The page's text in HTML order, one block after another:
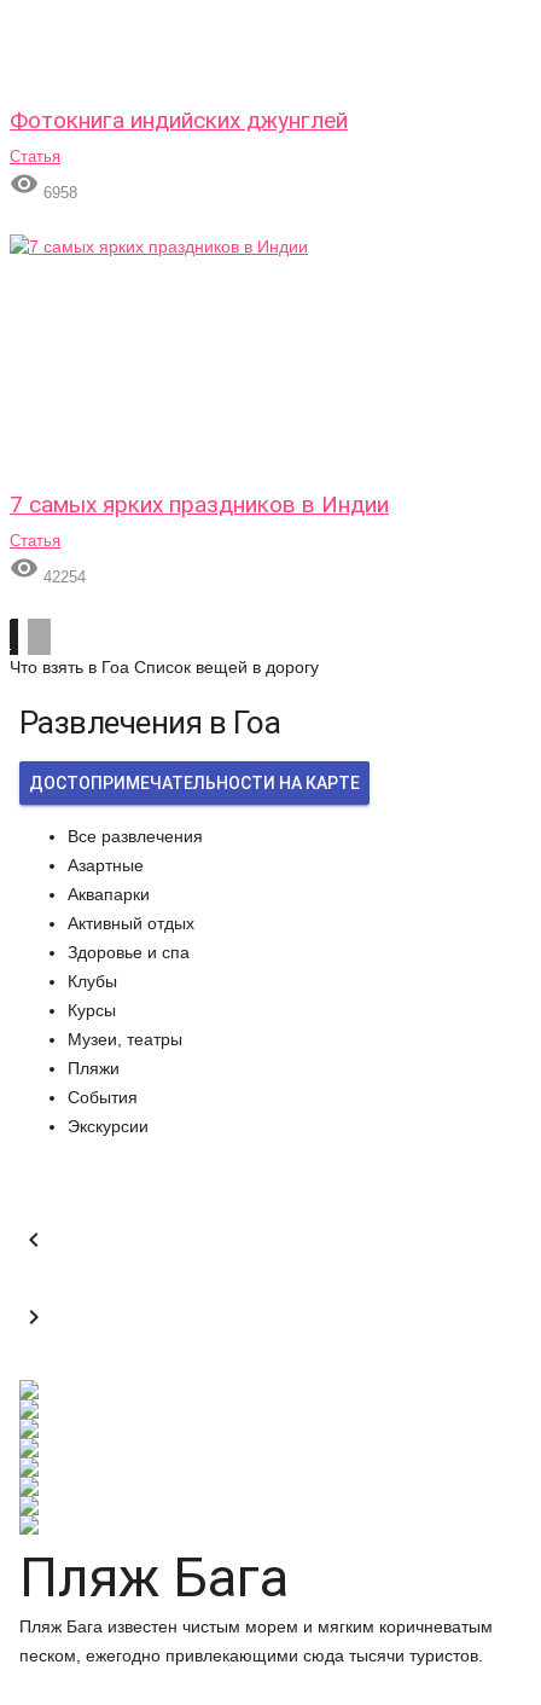
Фотокнига индийских джунглей
Статья
 6958
7 самых ярких праздников в Индии
Статья
 42254
Что взять в Гоа Список вещей в дорогу
Развлечения в Гоа
ДОСТОПРИМЕЧАТЕЛЬНОСТИ НА КАРТЕ
Все развлечения
Азартные
Аквапарки
Активный отдых
Здоровье и спа
Клубы
Курсы
Музеи, театры
Пляжи
События
Экскурсии


Пляж Бага
Пляж Бага известен чистым морем и мягким коричневатым
песком, ежегодно привлекающими сюда тысячи туристов.